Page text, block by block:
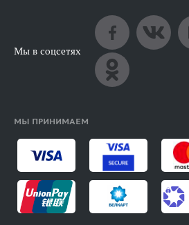
Мы в соцсетях
МЫ ПРИНИМАЕМ